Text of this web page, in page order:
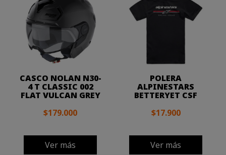
CASCO NOLAN N30-
4 T CLASSIC 002
FLAT VULCAN GREY
$179.000
Ver más
POLERA
ALPINESTARS
BETTERYET CSF
$17.900
Ver más